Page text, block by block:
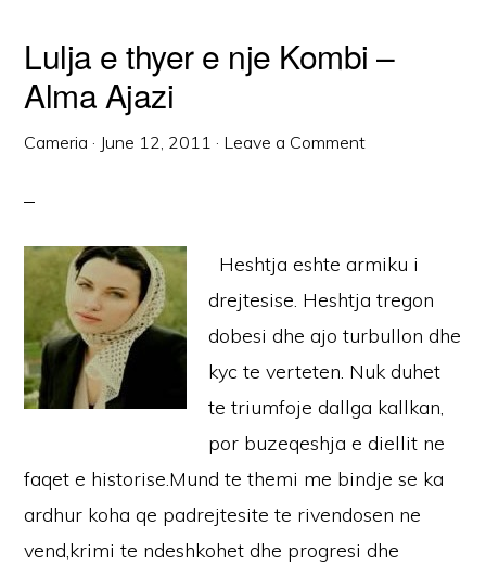
Lulja e thyer e nje Kombi –
Alma Ajazi
Cameria · June 12, 2011 · Leave a Comment
Heshtja eshte armiku i
drejtesise. Heshtja tregon
dobesi dhe ajo turbullon dhe
kyc te verteten. Nuk duhet
te triumfoje dallga kallkan,
por buzeqeshja e diellit ne
faqet e historise.Mund te themi me bindje se ka
ardhur koha qe padrejtesite te rivendosen ne
vend,krimi te ndeshkohet dhe progresi dhe